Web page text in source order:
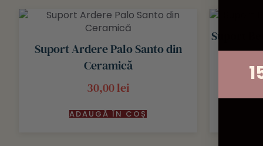
Suport Ardere Palo Santo din
Ceramică
30,00lei
ADAUGĂ ÎN COȘ
Suport